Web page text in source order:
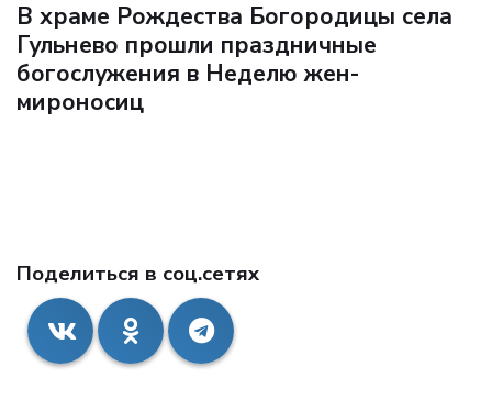
В храме Рождества Богородицы села
Гульнево прошли праздничные
богослужения в Неделю жен-
мироносиц
Поделиться в соц.сетях